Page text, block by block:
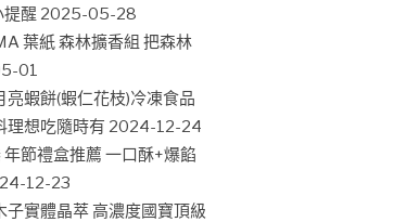
提醒 2025-05-28
葉紙 森林擴香組 把森林
01
亮蝦餅(蝦仁花枝)冷凍食品
理想吃隨時有 2024-12-24
節禮盒推薦 一口酥+爆餡
12-23
子實體晶萃 高濃度國寶頂級